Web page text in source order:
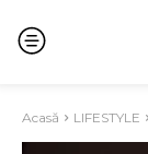
Acasă LIFESTYLE